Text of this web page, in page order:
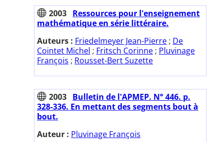
2003 Ressources pour l'enseignement
mathématique en série littéraire.
Auteurs : Friedelmeyer Jean-Pierre ; De
Cointet Michel ; Fritsch Corinne ; Pluvinage
François ; Rousset-Bert Suzette
2003 Bulletin de l'APMEP. N° 446. p.
328-336. En mettant des segments bout à
bout.
Auteur : Pluvinage François